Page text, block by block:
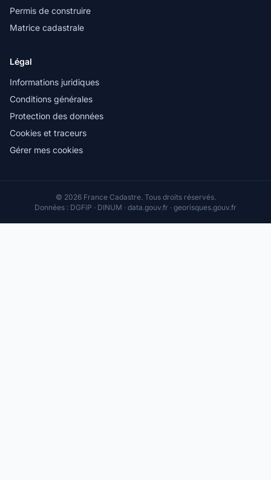
Permis de construire
Matrice cadastrale
Légal
Informations juridiques
Conditions générales
Protection des données
Cookies et traceurs
Gérer mes cookies
© 2026 France Cadastre. Tous droits réservés.
Données : DGFiP · DINUM · data.gouv.fr · georisques.gouv.fr